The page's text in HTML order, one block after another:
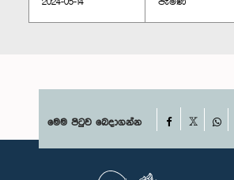
මෙම පිටුව බෙදාගන්න Facebook